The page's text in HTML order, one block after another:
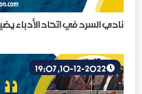
نادي السرد في اتحاد الأدباء